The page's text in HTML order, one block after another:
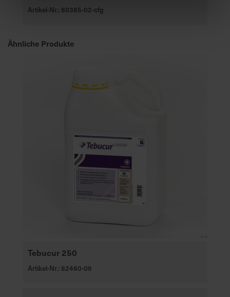
Artikel-Nr.: 60385-02-cfg
Ähnliche Produkte
Tebucur 250
Artikel-Nr.: 62460-09